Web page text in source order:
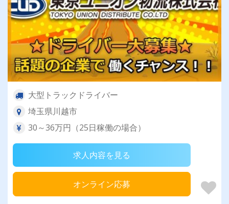
大型トラックドライバー
埼玉県川越市
30～36万円（25日稼働の場合）
求人内容を見る
オンライン応募